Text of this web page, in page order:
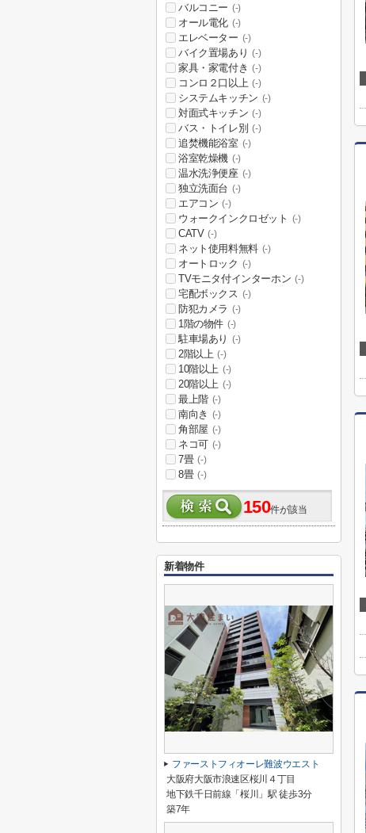
バルコニー (-)
オール電化 (-)
エレベーター (-)
バイク置場あり (-)
家具・家電付き (-)
コンロ２口以上 (-)
システムキッチン (-)
対面式キッチン (-)
バス・トイレ別 (-)
追焚機能浴室 (-)
浴室乾燥機 (-)
温水洗浄便座 (-)
独立洗面台 (-)
エアコン (-)
ウォークインクロゼット (-)
CATV (-)
ネット使用料無料 (-)
オートロック (-)
TVモニタ付インターホン (-)
宅配ボックス (-)
防犯カメラ (-)
1階の物件 (-)
駐車場あり (-)
2階以上 (-)
10階以上 (-)
20階以上 (-)
最上階 (-)
南向き (-)
角部屋 (-)
ネコ可 (-)
7畳 (-)
8畳 (-)
150件が該当
新着物件
ファーストフィオーレ難波ウエスト
大阪府大阪市浪速区桜川４丁目
地下鉄千日前線「桜川」駅 徒歩3分
築7年